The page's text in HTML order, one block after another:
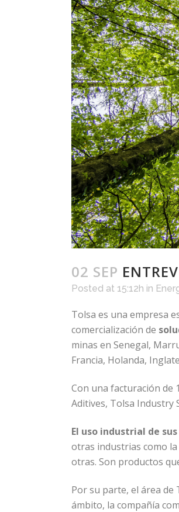
02 SEP
Posted at 15:12h in
Tolsa es una empresa
comercialización de
minas en Senegal,
Francia, Holanda,
Con una facturación de
Aditives, Tolsa Industry
El uso industrial de
otras industrias como
otras. Son productos
Por su parte, el área de
ámbito, la compañía